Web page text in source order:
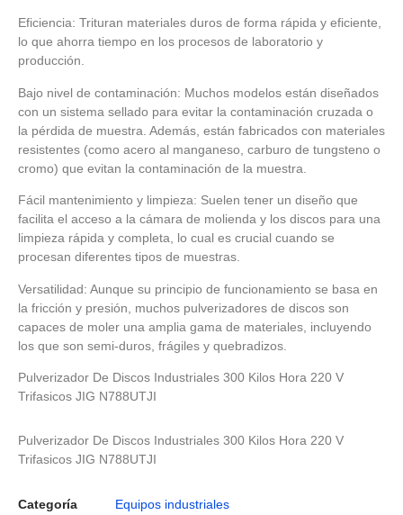
Eficiencia: Trituran materiales duros de forma rápida y eficiente,
lo que ahorra tiempo en los procesos de laboratorio y
producción.
Bajo nivel de contaminación: Muchos modelos están diseñados
con un sistema sellado para evitar la contaminación cruzada o
la pérdida de muestra. Además, están fabricados con materiales
resistentes (como acero al manganeso, carburo de tungsteno o
cromo) que evitan la contaminación de la muestra.
Fácil mantenimiento y limpieza: Suelen tener un diseño que
facilita el acceso a la cámara de molienda y los discos para una
limpieza rápida y completa, lo cual es crucial cuando se
procesan diferentes tipos de muestras.
Versatilidad: Aunque su principio de funcionamiento se basa en
la fricción y presión, muchos pulverizadores de discos son
capaces de moler una amplia gama de materiales, incluyendo
los que son semi-duros, frágiles y quebradizos.
Pulverizador De Discos Industriales 300 Kilos Hora 220 V
Trifasicos JIG N788UTJI
Pulverizador De Discos Industriales 300 Kilos Hora 220 V
Trifasicos JIG N788UTJI
Categoría
Equipos industriales